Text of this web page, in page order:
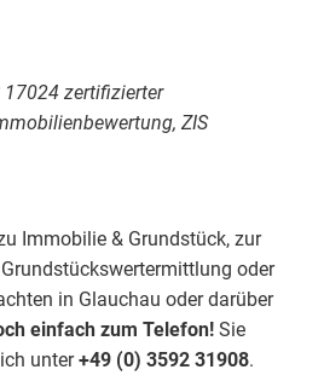
17024 zertifizierter
ZIS
Immobilie & Grundstück, zur
oder
in Glauchau oder darüber
einfach zum Telefon! Sie
unter+49 (0) 3592 31908.